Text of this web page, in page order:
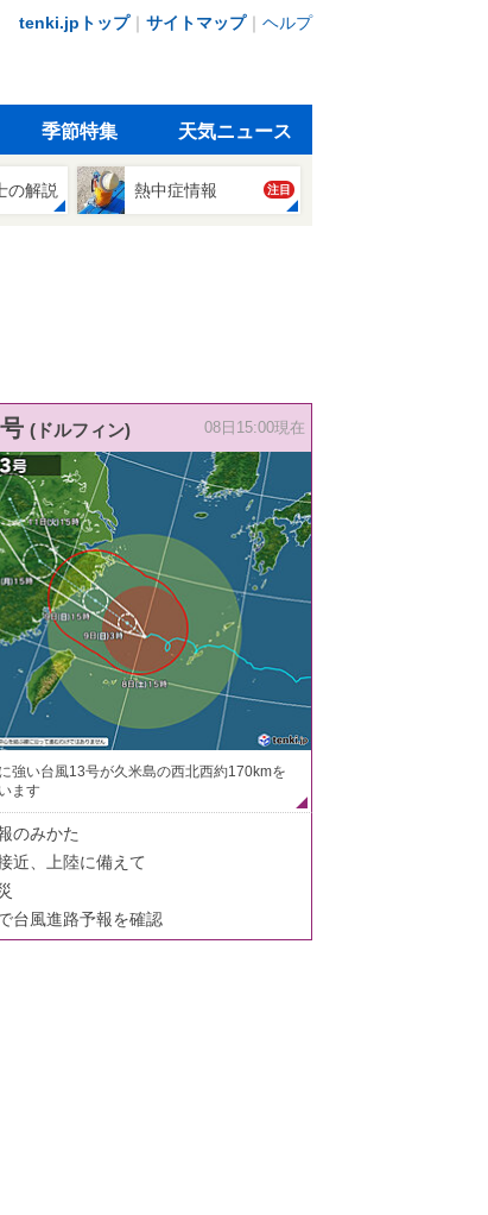
tenki.jpトップ｜ サイトマップ｜ ヘルプ
季節特集 天気ニュース
の解説 熱中症情報 注目
(ドルフィン) 08日15:00現在
強い台風13号が久米島の西北西約170kmを
ます
のみかた
近、上陸に備えて
台風進路予報を確認